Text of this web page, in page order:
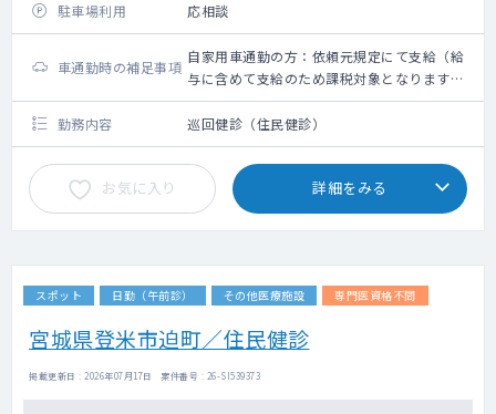
駐車場利用 応相談
車通勤時の補足事項
自家用車通勤の方：依頼元規定にて支給（給
与に含めて支給のため課税対象となります。
備考欄参照ください）
勤務内容
巡回健診（住民健診）
お気に入り 詳細をみる
スポット 日勤（午前診） その他医療施設 専門医資格不問
宮城県登米市迫町／住民健診
掲載更新日 : 2026年07月17日 案件番号 : 26-SI539373